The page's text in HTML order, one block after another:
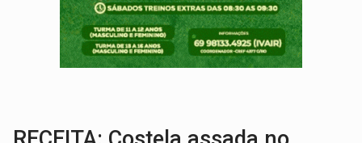
BRASIL CONTRA O CRIME:Acusado de guardar armas de facção é preso com
TRAGÉDIA:Sobe para cinco o número de mortos em colisão entre carreta e